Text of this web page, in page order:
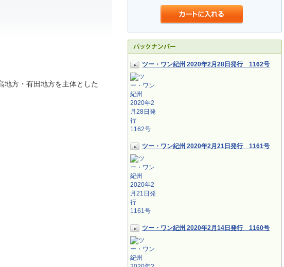
ツー・ワン紀州 2020年2月28日発行 1162号
ツー・ワン紀州 2020年2月21日発行 1161号
ツー・ワン紀州 2020年2月14日発行 1160号
地方・有田地方を主体とした